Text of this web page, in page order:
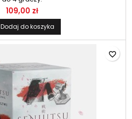
109,00 zł
Dodaj do koszyka
favorite_border